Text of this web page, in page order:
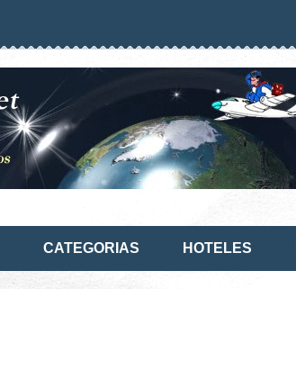
CATEGORIAS HOTELES